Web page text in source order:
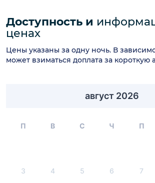
Доступность и
ценах
Цены указаны за одну ночь. В
может взиматься доплата за короткую
август 2026
П В С Ч П
3 4 5 6 7